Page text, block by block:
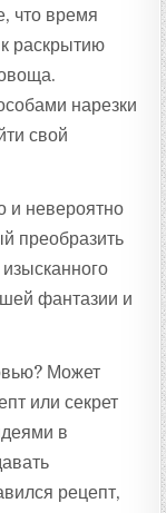
что время
раскрытию
нарезки
свой
и невероятно
преобразить
фантазии и
Может
или секрет
в
рецепт,